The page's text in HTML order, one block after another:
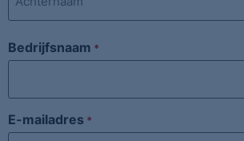
Bedrijfsnaam *
E-mailadres *